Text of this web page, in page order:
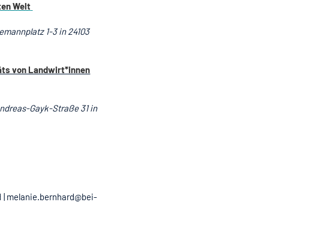
Welt
1-3 in 24103
von Landwirt*innen
Gayk-Straße 31 in
melanie.bernhard@bei-